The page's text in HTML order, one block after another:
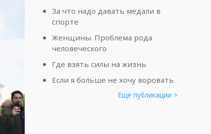
За что надо давать медали в
спорте
Женщины. Проблема рода
человеческого
Где взять силы на жизнь
Если я больше не хочу воровать
Ещё публикации >